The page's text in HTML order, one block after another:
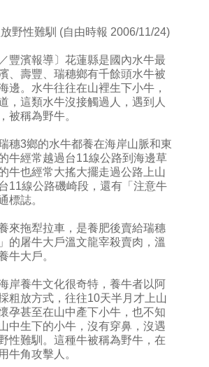
野性難馴 (自由時報 2006/11/24)
豐濱報導〕花蓮縣是國內水牛最
、壽豐、瑞穗鄉有千餘頭水牛被
邊。水牛往往在山裡生下小牛，
，這類水牛沒接觸過人，遇到人
被稱為野牛。
穗3鄉的水牛都養在海岸山脈和東
牛經常越過台11線公路到海邊草
牛也經常大搖大擺走過公路上山
11線公路磯崎段，還有「注意牛
標誌。
來拖犁拉車，是養肥後賣給瑞穗
的屠牛大戶溫文龍宰殺賣肉，溫
牛大戶。
岸養牛文化很奇特，養牛者以阿
粗放方式，往往10天半月才上山
孕甚至在山中產下小牛，也不知
中生下的小牛，沒有穿鼻，沒遇
性難馴。這種牛被稱為野牛，在
牛角攻擊人。